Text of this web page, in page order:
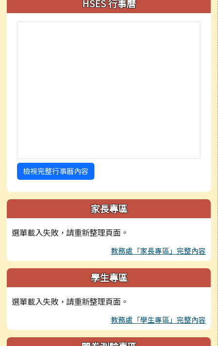
HSES 行事曆
檢視完整行事曆內容
家長專區
選單載入失敗，請重新整理頁面。
教務處「家長專區」完整內容
學生專區
選單載入失敗，請重新整理頁面。
教務處「學生專區」完整內容